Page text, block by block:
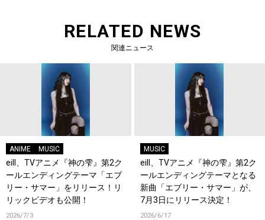
RELATED NEWS
関連ニュース
ANIME MUSIC
eill、TVアニメ『神の雫』第2ク
ールエンディングテーマ「エブ
リー・サマー」をリリース！リ
リックビデオも公開！
2026/7/3
MUSIC
eill、TVアニメ『神の雫』第2ク
ールエンディングテーマとなる
新曲「エブリー・サマー」が、
7月3日にリリース決定！
2026/6/17